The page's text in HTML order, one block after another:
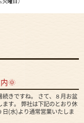
🌞
続きですね。 さて、８月お盆
ます。 弊社は下記のとおり休
(水)より通常営業いたしま